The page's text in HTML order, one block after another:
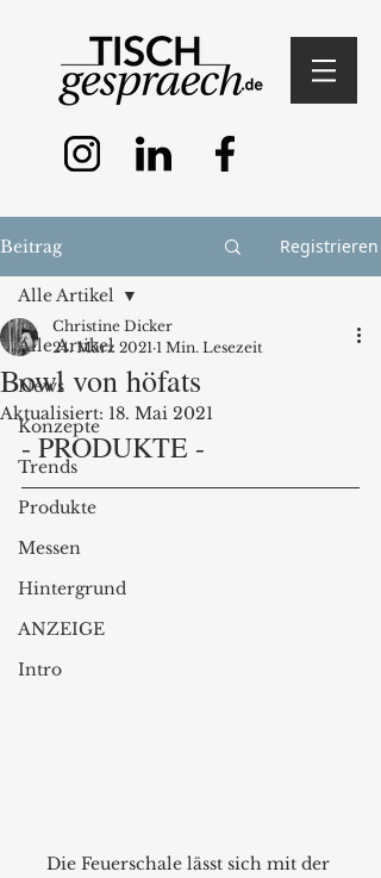
Beitrag Registrieren
Alle Artikel
News
Konzepte
Trends
Produkte
Messen
Hintergrund
ANZEIGE
Intro
Alle Artikel
Bowl von höfats
Christine Dicker
24. März 2021 1 Min. Lesezeit
Aktualisiert: 18. Mai 2021
- PRODUKTE -
Die Feuerschale lässt sich mit der